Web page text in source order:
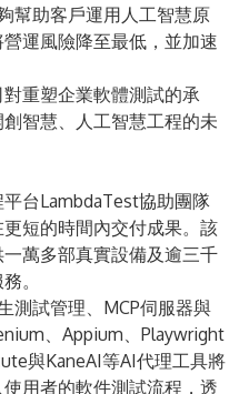
幫助客戶運用人工智慧原
運風險降至最低，並加速
重塑企業軟體測試的承
智慧、人工智慧工程的未
台LambdaTest協助團隊
短的時間內交付成果。該
萬多部真實設備及逾三千
。
測試管理、MCP伺服器與
、Appium、Playwright
與KaneAI等AI代理工具將
用者的軟件測試流程，透